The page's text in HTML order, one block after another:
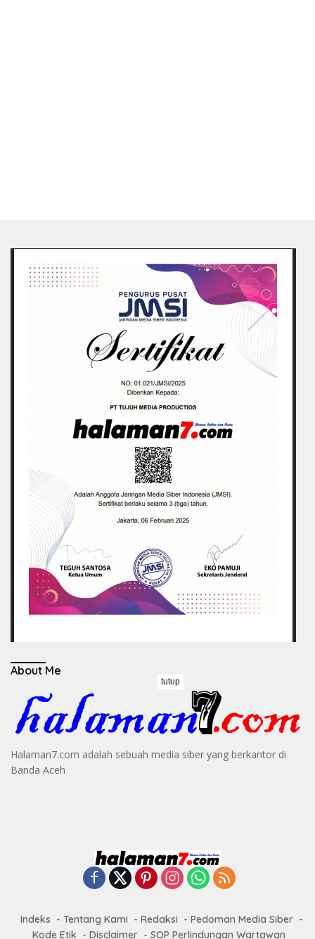
About Me
Halaman7.com adalah sebuah media siber yang berkantor di
Banda Aceh
Indeks Tentang Kami Redaksi
Pedoman Media Siber
Kode Etik
Disclaimer SOP Perlindungan Wartawan
tutup